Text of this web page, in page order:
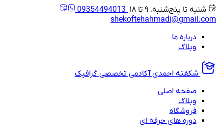
شنبه تا پنج‌شنبه، ۹ تا ۱۸
09354494013
shekoftehahmadi@gmail.com
درباره ما
وبلاگ
شکفته احمدی آکادمی تخصصی گرافیک
صفحه اصلی
وبلاگ
فروشگاه
دوره های حرفه ای